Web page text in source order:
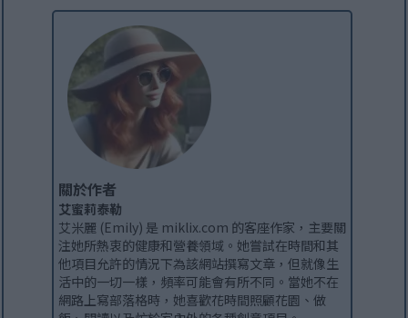
關於作者
艾蜜莉泰勒
艾米麗 (Emily) 是 miklix.com 的客座作家，主要關
注她所熱衷的健康和營養領域。她嘗試在時間和其
他項目允許的情況下為該網站撰寫文章，但就像生
活中的一切一樣，頻率可能會有所不同。當她不在
網路上寫部落格時，她喜歡花時間照顧花園、做